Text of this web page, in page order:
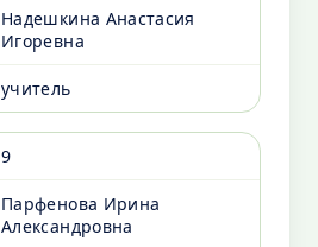
Надешкина Анастасия
Игоревна
учитель
9
Парфенова Ирина
Александровна